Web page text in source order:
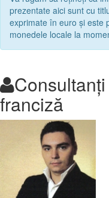
prezentate aici sunt cu
exprimate în euro și este
monedele locale la
franciză